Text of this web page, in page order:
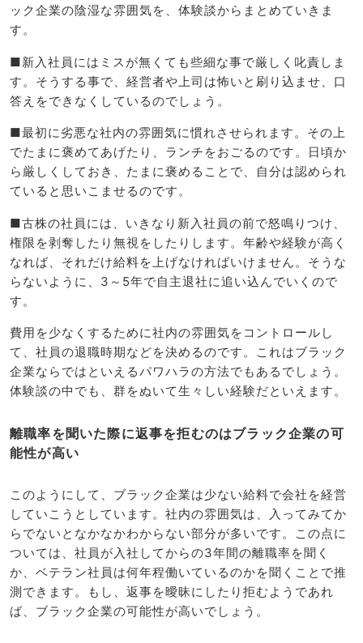
ック企業の陰湿な雰囲気を、体験談からまとめていきま
す。
■新入社員にはミスが無くても些細な事で厳しく叱責しま
す。そうする事で、経営者や上司は怖いと刷り込ませ、口
答えをできなくしているのでしょう。
■最初に劣悪な社内の雰囲気に慣れさせられます。その上
でたまに褒めてあげたり、ランチをおごるのです。日頃か
ら厳しくしておき、たまに褒めることで、自分は認められ
ていると思いこませるのです。
■古株の社員には、いきなり新入社員の前で怒鳴りつけ、
権限を剥奪したり無視をしたりします。年齢や経験が高く
なれば、それだけ給料を上げなければいけません。そうな
らないように、3～5年で自主退社に追い込んでいくので
す。
費用を少なくするために社内の雰囲気をコントロールし
て、社員の退職時期などを決めるのです。これはブラック
企業ならではといえるパワハラの方法でもあるでしょう。
体験談の中でも、群をぬいて生々しい経験だといえます。
離職率を聞いた際に返事を拒むのはブラック企業の可
能性が高い
このようにして、ブラック企業は少ない給料で会社を経営
していこうとしています。社内の雰囲気は、入ってみてか
らでないとなかなかわからない部分が多いです。この点に
ついては、社員が入社してからの3年間の離職率を聞く
か、ベテラン社員は何年程働いているのかを聞くことで推
測できます。もし、返事を曖昧にしたり拒むようであれ
ば、ブラック企業の可能性が高いでしょう。